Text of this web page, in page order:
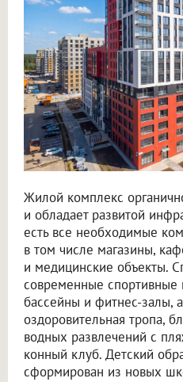
Жилой комплекс
и обладает развитой
есть все необходимые
в том числе магазины,
и медицинские объекты.
современные спортивные
бассейны и фитнес-залы,
оздоровительная тропа,
водных развлечений с
конный клуб. Детский
сформирован из новых